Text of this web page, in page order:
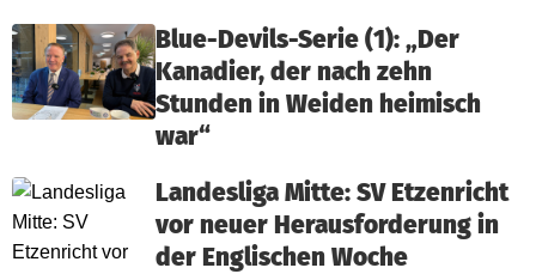
Blue-Devils-Serie (1): „Der
Kanadier, der nach zehn
Stunden in Weiden heimisch
war“
Landesliga Mitte: SV Etzenricht
vor neuer Herausforderung in
der Englischen Woche